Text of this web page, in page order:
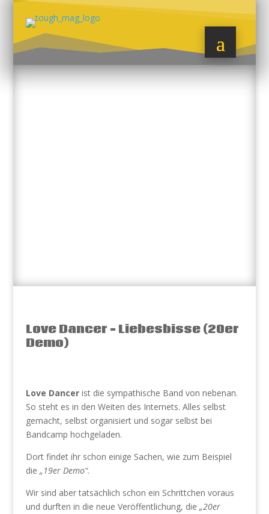
Love Dancer – Liebesbisse (20er
Demo)
Love Dancerist die sympathische Band von nebenan.
So steht es in den Weiten des Internets. Alles selbst
gemacht, selbst organisiert und sogar selbst bei
Bandcamp hochgeladen.
Dort findet ihr schon einige Sachen, wie zum Beispiel
die „19er Demo“.
Wir sind aber tatsächlich schon ein Schrittchen voraus
und durften in die neue Veröffentlichung, die „20er